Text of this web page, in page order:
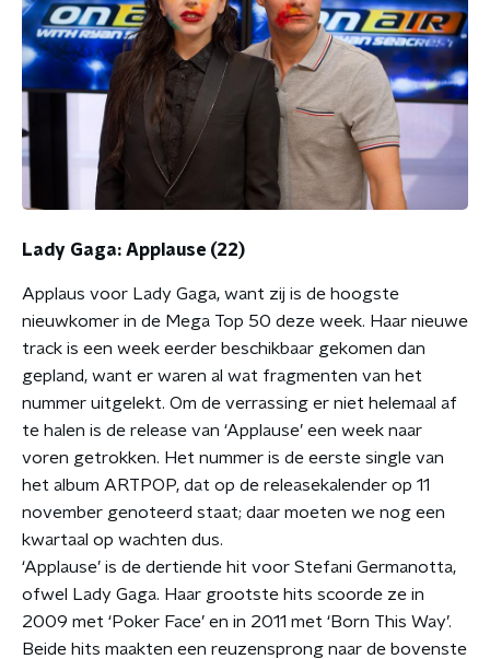
Lady Gaga: Applause (22)
Applaus voor Lady Gaga, want zij is de hoogste
nieuwkomer in de Mega Top 50 deze week. Haar nieuwe
track is een week eerder beschikbaar gekomen dan
gepland, want er waren al wat fragmenten van het
nummer uitgelekt. Om de verrassing er niet helemaal af
te halen is de release van ‘Applause’ een week naar
voren getrokken. Het nummer is de eerste single van
het album ARTPOP, dat op de releasekalender op 11
november genoteerd staat; daar moeten we nog een
kwartaal op wachten dus.
‘Applause’ is de dertiende hit voor Stefani Germanotta,
ofwel Lady Gaga. Haar grootste hits scoorde ze in
2009 met ‘Poker Face’ en in 2011 met ‘Born This Way’.
Beide hits maakten een reuzensprong naar de bovenste